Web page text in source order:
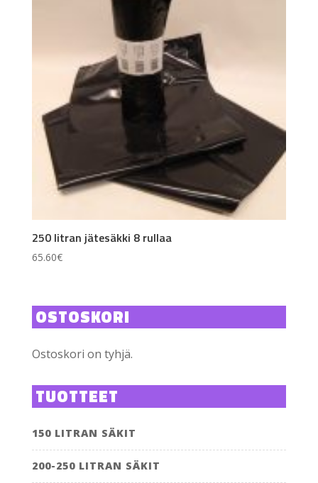
250 litran jätesäkki 8 rullaa
65.60€
OSTOSKORI
Ostoskori on tyhjä.
TUOTTEET
150 LITRAN SÄKIT
200-250 LITRAN SÄKIT